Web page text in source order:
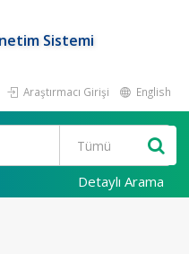
Sistemi
Araştırmacı Girişi English
Detaylı Arama